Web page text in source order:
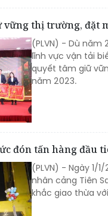
vững thị trường, đặt
(PLVN) - Dù
lĩnh vực vận tải
quyết tâm giữ
năm 2023.
đón tấn hàng đầu
(PLVN) - Ngày 1/
nhân cảng Tiên
khắc giao thừa